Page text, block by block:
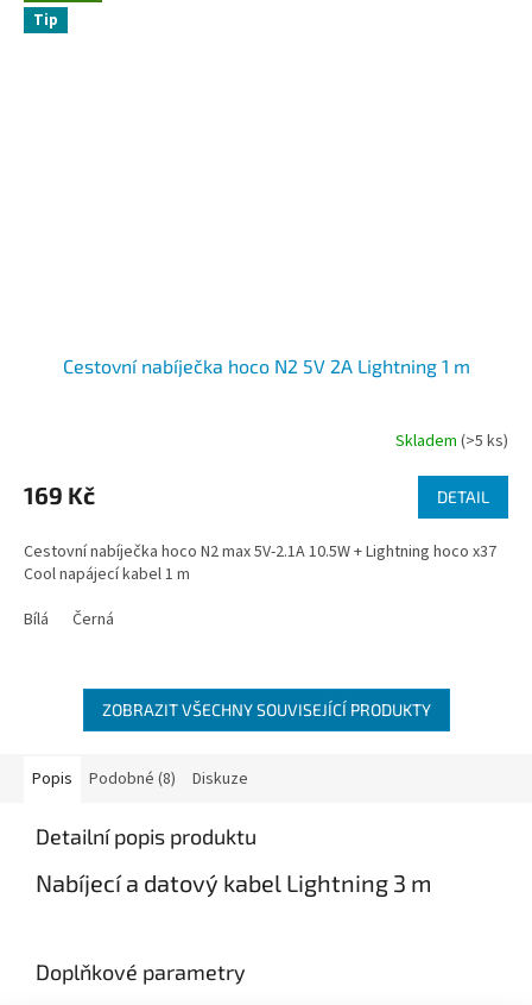
Tip
Cestovní nabíječka hoco N2 5V 2A Lightning 1 m
produktu
je
z
5
Skladem(>5 ks)
169 Kč DETAIL
Cestovní nabíječka hoco N2 max 5V-2.1A 10.5W + Lightning hoco x37
Cool napájecí kabel 1 m
Bílá
Černá
ZOBRAZIT VŠECHNY SOUVISEJÍCÍ PRODUKTY
Popis Podobné (8) Diskuze
Detailní popis produktu
Nabíjecí a datový kabel Lightning 3 m
Doplňkové parametry